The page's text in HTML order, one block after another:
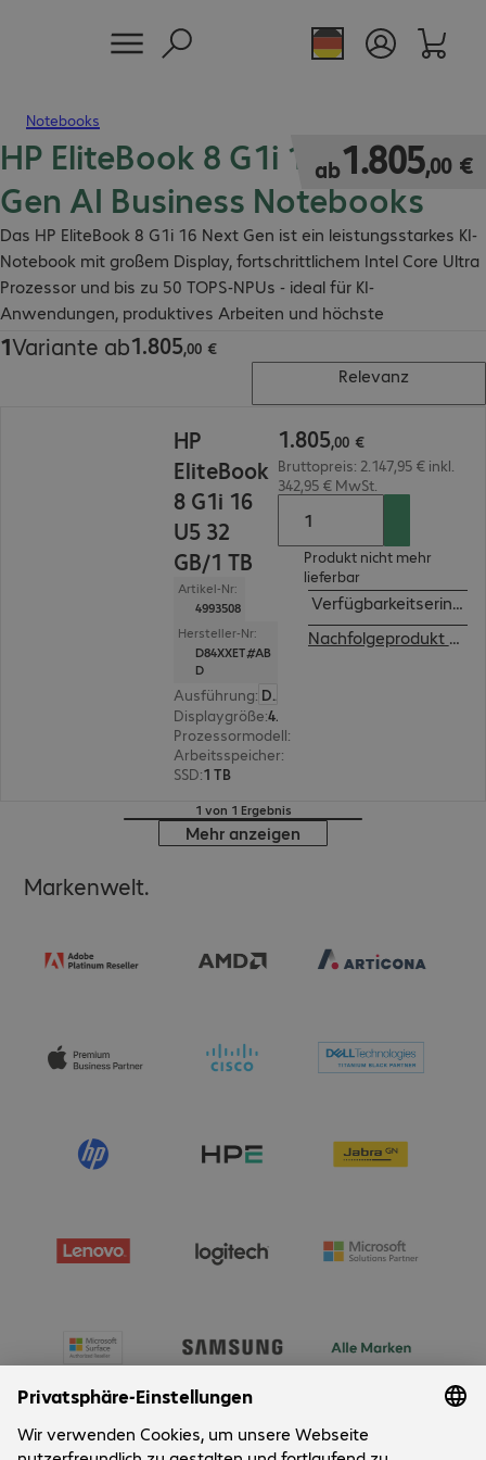
Notebooks
HP EliteBook 8 G1i 16" Next
Gen AI Business Notebooks
Das HP EliteBook 8 G1i 16 Next Gen ist ein leistungsstarkes KI-
Notebook mit großem Display, fortschrittlichem Intel Core Ultra
Prozessor und bis zu 50 TOPS-NPUs - ideal für KI-
Anwendungen, produktives Arbeiten und höchste
Sicherheitsanforderungen.
ab1.805,00 €
1.805,00 €
1Variante ab1.805,00 €
1.805,00 €
Relevanz
HP
EliteBook
8 G1i 16
U5 32
GB/1 TB
Artikel-Nr:
4993508
Hersteller-Nr:
D84XXET#AB
D
Ausführung:
Deutsch
Displaygröße: 40,6 cm (16,0")
Prozessormodell:
Arbeitsspeicher:
SSD:1 TB
1.805,00 €
Bruttopreis: 2.147,95 € inkl.
342,95 € MwSt.
Produkt nicht mehr
lieferbar
Nachfolgeprodukt ansehen
1 von 1 Ergebnis
Mehr anzeigen
Markenwelt.